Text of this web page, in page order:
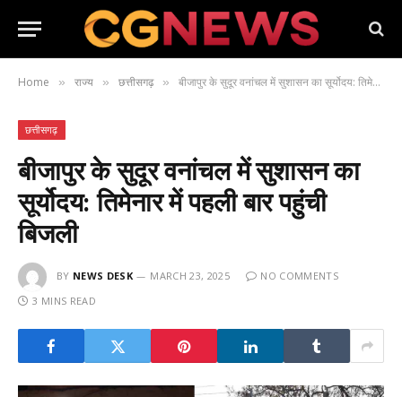
Home » राज्य » छत्तीसगढ़ » बीजापुर के सुदूर वनांचल में सुशासन का सूर्योदय: तिमेनार में पहली बार पहुंची बिजली
छत्तीसगढ़
बीजापुर के सुदूर वनांचल में सुशासन का
सूर्योदय: तिमेनार में पहली बार पहुंची
बिजली
BY NEWS DESK MARCH 23, 2025
NO COMMENTS
3 MINS READ